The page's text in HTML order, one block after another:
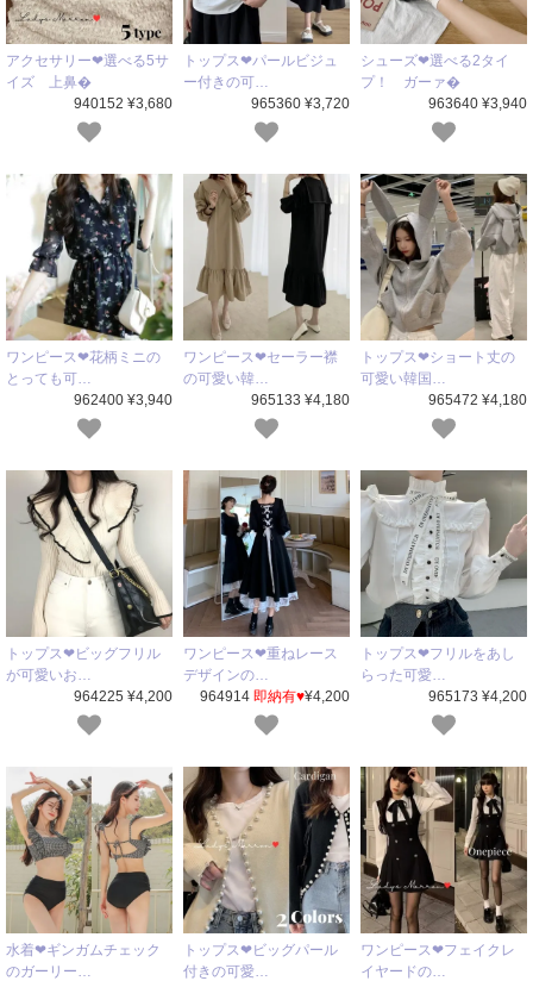
アクセサリー❤選べる5サ
イズ 上鼻�
940152 ¥3,680
トップス❤パールビジュ
ー付きの可…
965360 ¥3,720
シューズ❤選べる2タイ
プ！ ガーァ�
963640 ¥3,940
ワンピース❤花柄ミニの
とっても可…
962400 ¥3,940
ワンピース❤セーラー襟
の可愛い韓…
965133 ¥4,180
トップス❤ショート丈の
可愛い韓国…
965472 ¥4,180
トップス❤ビッグフリル
が可愛いお…
964225 ¥4,200
ワンピース❤重ねレース
デザインの…
964914 即納有♥¥4,200
トップス❤フリルをあし
らった可愛…
965173 ¥4,200
水着❤ギンガムチェック
のガーリー…
トップス❤ビッグパール
付きの可愛…
ワンピース❤フェイクレ
イヤードの…